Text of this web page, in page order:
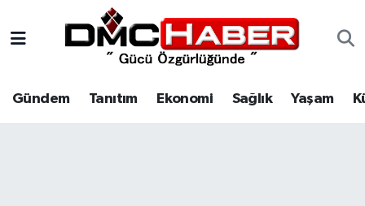
Gündem Tanıtım Ekonomi Sağlık Yaşam
Tanıtım
Nöbetçi Eczaneler
Hava Durumu